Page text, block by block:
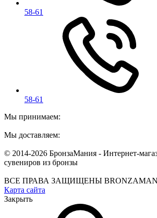
58-61
58-61
Мы принимаем:
Мы доставляем:
© 2014-2026 БронзаМания - Интернет-
сувениров из бронзы
ВСЕ ПРАВА ЗАЩИЩЕНЫ
Карта сайта
Закрыть